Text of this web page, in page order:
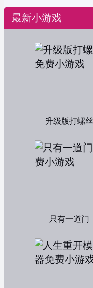
最新小游戏
升级版打螺丝
只有一道门